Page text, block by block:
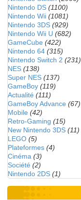
Nintendo DS (1100)
Nintendo Wii (1081)
Nintendo 3DS (929)
Nintendo Wii U (682)
GameCube (422)
Nintendo 64 (315)
Nintendo Switch 2 (231)
NES (138)
Super NES (137)
GameBoy (119)
Actualité (111)
GameBoy Advance (67)
Mobile (42)
Retro-Gaming (15)
New Nintendo 3DS (11)
LEGO (5)
Plateformes (4)
Cinéma (3)
Société (2)
Nintendo 2DS (1)